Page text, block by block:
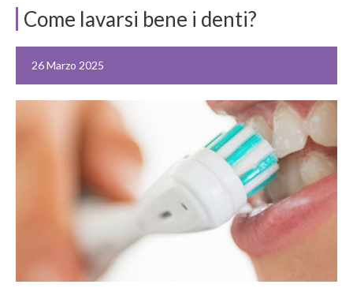
Come lavarsi bene i denti?
26 Marzo 2025